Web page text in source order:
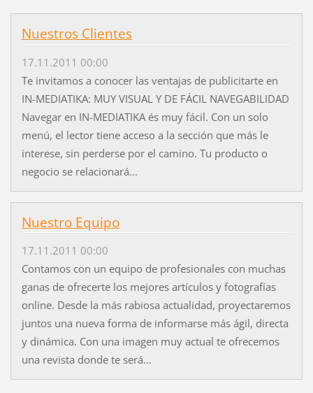
Nuestros Clientes
17.11.2011 00:00
Te invitamos a conocer las ventajas de publicitarte en
IN-MEDIATIKA: MUY VISUAL Y DE FÁCIL NAVEGABILIDAD
Navegar en IN-MEDIATIKA és muy fácil. Con un solo
menú, el lector tiene acceso a la sección que más le
interese, sin perderse por el camino. Tu producto o
negocio se relacionará...
Nuestro Equipo
17.11.2011 00:00
Contamos con un equipo de profesionales con muchas
ganas de ofrecerte los mejores artículos y fotografías
online. Desde la más rabiosa actualidad, proyectaremos
juntos una nueva forma de informarse más ágil, directa
y dinámica. Con una imagen muy actual te ofrecemos
una revista donde te será...